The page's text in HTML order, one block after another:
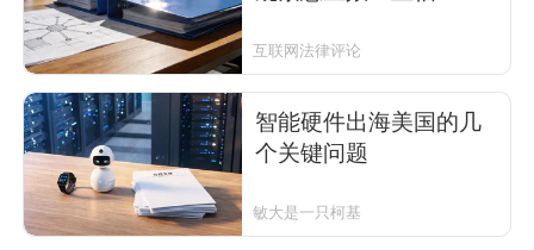
互联网法律评论
智能硬件出海美国的几
个关键问题
敏大是一只柯基